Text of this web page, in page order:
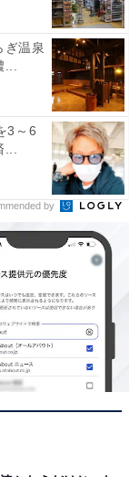
クリックが
4」に届い
ザーからは、
インターネッ
フィードバ
セルやWebブ
りました。
ぎ温泉
3～6
by